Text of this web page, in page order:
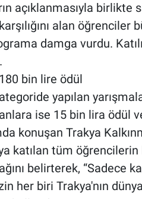
açıklanmasıyla birlikte
alan öğrenciler
damga vurdu.
bin lire ödül
yapılan
ise 15 bin lira ödül
konuşan Trakya
katılan tüm
belirterek, “Sadece
her biri Trakya'nın